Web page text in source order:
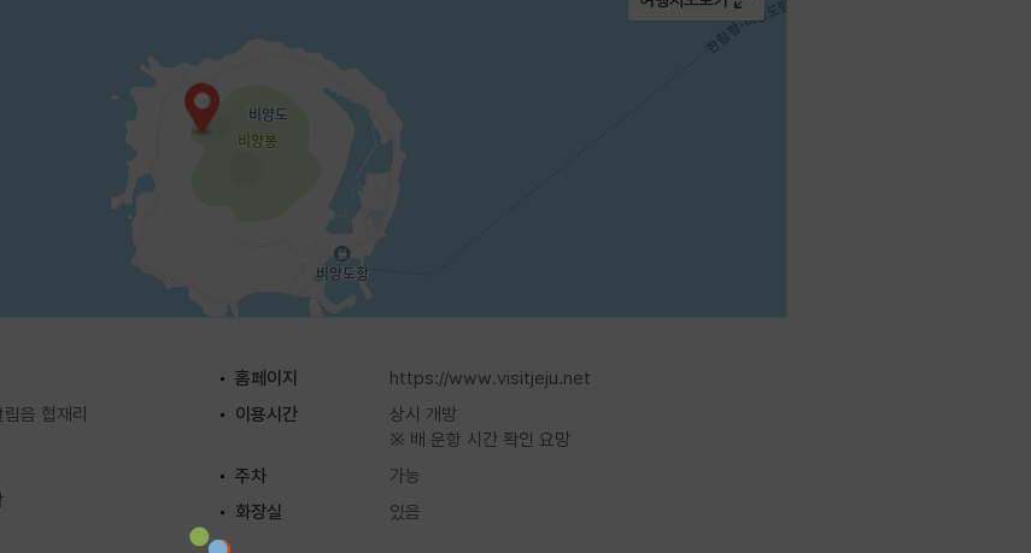
기상에 따른 스케줄이 다를 수 있기 때문에 방문 전 유선으로 확인하는 편이 좋다.
홈페이지
https://www.visitjeju.net
읍 협재리 이용시간
상시 개방
※ 배 운항 시간 확인 요망
주차
가능
화장실
있음